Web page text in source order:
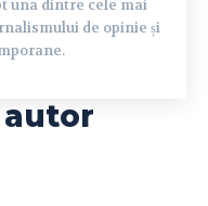
una dintre cele mai
de opinie și
autor